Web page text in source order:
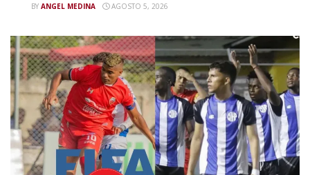
BY ANGEL MEDINA AGOSTO 5, 2026